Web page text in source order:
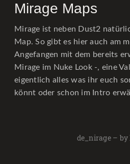
Mirage Maps
Mirage ist neben Dust2
Map. So gibt es hier auch am
Angefangen mit dem bereits
Mirage im Nuke Look -, eine
eigentlich alles was ihr euch
könnt oder schon im Intro
de_nirage – by